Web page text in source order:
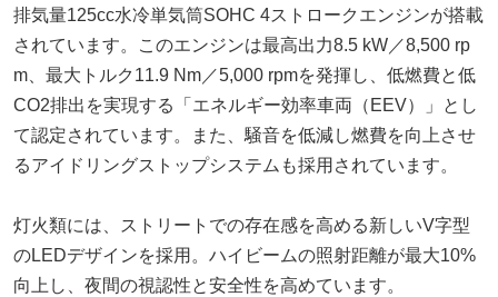
排気量125cc水冷単気筒SOHC 4ストロークエンジンが搭載
されています。このエンジンは最高出力8.5 kW／8,500 rp
m、最大トルク11.9 Nm／5,000 rpmを発揮し、低燃費と低
CO2排出を実現する「エネルギー効率車両（EEV）」とし
て認定されています。また、騒音を低減し燃費を向上させ
るアイドリングストップシステムも採用されています。
灯火類には、ストリートでの存在感を高める新しいV字型
のLEDデザインを採用。ハイビームの照射距離が最大10%
向上し、夜間の視認性と安全性を高めています。